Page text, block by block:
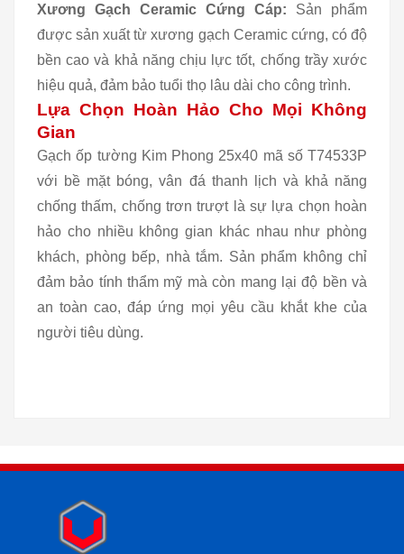
Xương Gạch Ceramic Cứng Cáp: Sản phẩm
được sản xuất từ xương gạch Ceramic cứng, có độ
bền cao và khả năng chịu lực tốt, chống trầy xước
hiệu quả, đảm bảo tuổi thọ lâu dài cho công trình.
Lựa Chọn Hoàn Hảo Cho Mọi Không
Gian
Gạch ốp tường Kim Phong 25x40 mã số T74533P
với bề mặt bóng, vân đá thanh lịch và khả năng
chống thấm, chống trơn trượt là sự lựa chọn hoàn
hảo cho nhiều không gian khác nhau như phòng
khách, phòng bếp, nhà tắm. Sản phẩm không chỉ
đảm bảo tính thẩm mỹ mà còn mang lại độ bền và
an toàn cao, đáp ứng mọi yêu cầu khắt khe của
người tiêu dùng.